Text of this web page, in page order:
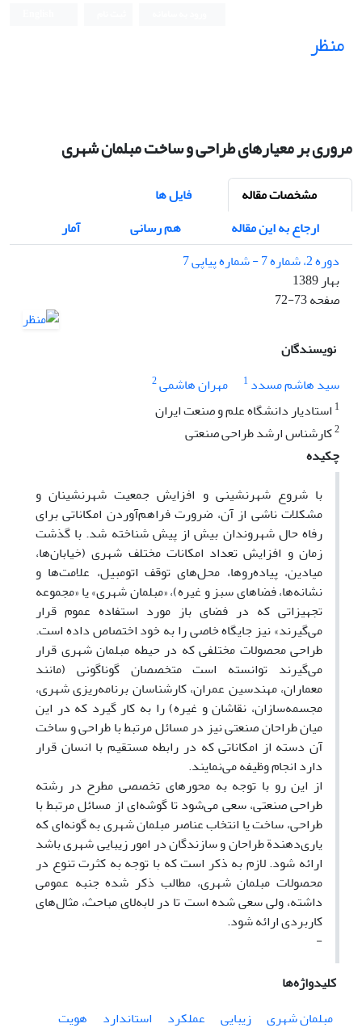
منظر
مروری بر معیارهای طراحی و ساخت مبلمان شهری
مشخصات مقاله
فایل ها
ارجاع به این مقاله
هم رسانی
آمار
دوره 2، شماره 7 - شماره پیاپی 7
بهار 1389
صفحه72-73
نویسندگان
سید هاشم مسدد 1 مهران هاشمی2
1 استادیار دانشگاه علم و صنعت ایران
2کارشناس ارشد طراحی صنعتی
چکیده
با شروع شهرنشینی و افزایش جمعیت شهرنشینان و
مشکلات ناشی از آن، ضرورت فراهم‌آوردن امکاناتی برای
رفاه حال شهروندان بیش از پیش شناخته شد. با گذشت
زمان و افزایش تعداد امکانات مختلف شهری (خیابان‌ها،
میادین، پیاده‌روها، محل‌های توقف اتومبیل، علامت‌ها و
نشانه‌ها، فضاهای سبز و غیره)، «مبلمان شهری» یا «مجموعه
تجهیزاتی که در فضای باز مورد استفاده عموم قرار
می‌گیرند» نیز جایگاه خاصی را به خود اختصاص داده ‌است.
طراحی محصولات مختلفی که در حیطه مبلمان شهری قرار
می‌گیرند توانسته است متخصصان گوناگونی (مانند
معماران، مهندسین عمران، کارشناسان برنامه‌ریزی شهری،
مجسمه‌سازان، نقاشان و غیره) را به کار گیرد که در این
میان طراحان صنعتی نیز در مسائل مرتبط با طراحی و ساخت
آن دسته از امکاناتی که در رابطه مستقیم با انسان قرار
دارد انجام وظیفه می‌نمایند.
از این رو با توجه به محورهای تخصصی مطرح در رشته
طراحی صنعتی، سعی می‌شود تا گوشه‌ای از مسائل مرتبط با
طراحی، ساخت یا انتخاب عناصر مبلمان شهری به گونه‌ای که
یاری‌دهندة طراحان و سازندگان در امور زیبایی شهری باشد
ارائه شود. لازم به ذکر است که با توجه به کثرت تنوع در
محصولات مبلمان شهری، مطالب ذکر شده جنبه عمومی
داشته، ولی سعی شده است تا در لابه‌لای مباحث، مثال‌های
کاربردی ارائه شود.
-
کلیدواژه‌ها
مبلمان شهری
زیبایی عملکرد استاندارد
هویت